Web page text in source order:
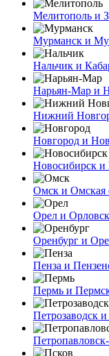
Мелитополь и
Мурманск и
Нальчик и
Нарьян-Мар и
Нижний
Новгород и
Новосибирск и
Омск и Омская
Орел и
Оренбург и
Пенза и
Пермь и
Петрозаводск